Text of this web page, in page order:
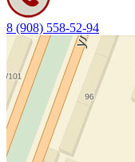
8 (908) 558-52-94